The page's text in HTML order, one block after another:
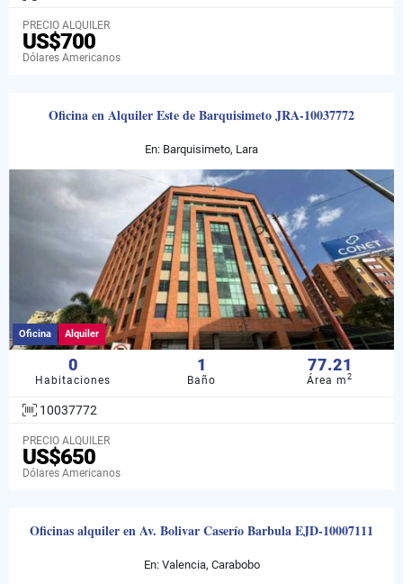
PRECIO ALQUILER
US$700
Dólares Americanos
Oficina en Alquiler Este de Barquisimeto JRA-10037772
En: Barquisimeto, Lara
Oficina Alquiler
0
Habitaciones
1
Baño
77.21
Área m2
10037772
PRECIO ALQUILER
US$650
Dólares Americanos
Oficinas alquiler en Av. Bolivar Caserío Barbula EJD-10007111
En: Valencia, Carabobo